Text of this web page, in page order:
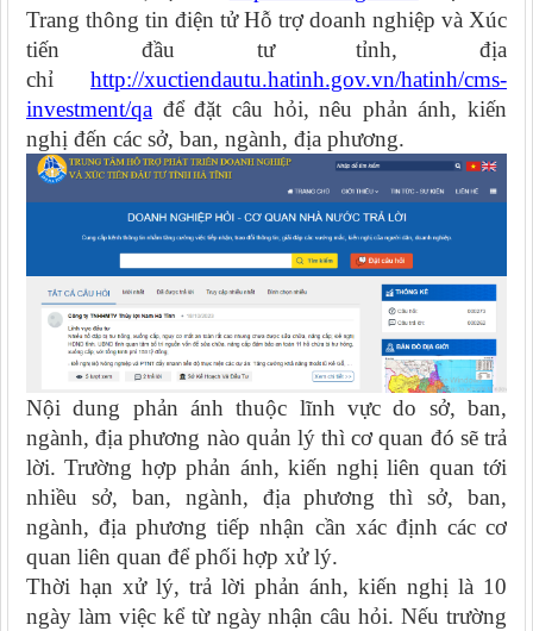
Trang thông tin điện tử Hỗ trợ doanh nghiệp và Xúc
tiến đầu tư tỉnh, địa
chỉ http://xuctiendautu.hatinh.gov.vn/hatinh/cms-
investment/qa để đặt câu hỏi, nêu phản ánh, kiến
nghị đến các sở, ban, ngành, địa phương.
Nội dung phản ánh thuộc lĩnh vực do sở, ban,
ngành, địa phương nào quản lý thì cơ quan đó sẽ trả
lời. Trường hợp phản ánh, kiến nghị liên quan tới
nhiều sở, ban, ngành, địa phương thì sở, ban,
ngành, địa phương tiếp nhận cần xác định các cơ
quan liên quan để phối hợp xử lý.
Thời hạn xử lý, trả lời phản ánh, kiến nghị là 10
ngày làm việc kể từ ngày nhận câu hỏi. Nếu trường